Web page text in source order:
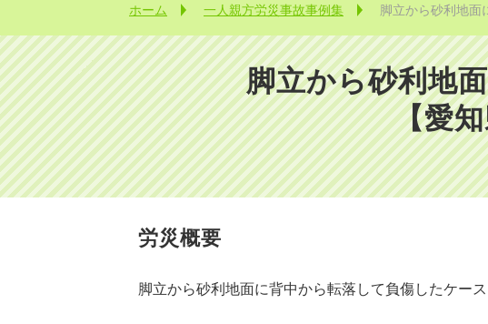
ホーム 一人親方労災事故事例集 脚立から砂利地面
脚立から砂利地
【愛知
労災概要
脚立から砂利地面に背中から転落して負傷したケース